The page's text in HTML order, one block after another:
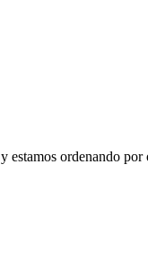
y estamos ordenando por